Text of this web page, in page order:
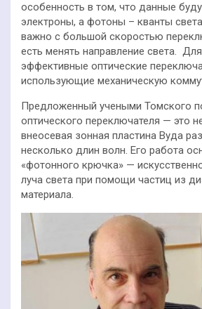
особенность в том, что данные
электроны, а фотоны – кванты
важно с большой скоростью
есть менять направление света.
эффективные оптические
использующие механическую
Предложенный учеными Томского
оптического переключателя — это
внеосевая зонная пластина Вуда
несколько длин волн. Его работа
«фотонного крючка» —
луча света при помощи частиц из
материала.